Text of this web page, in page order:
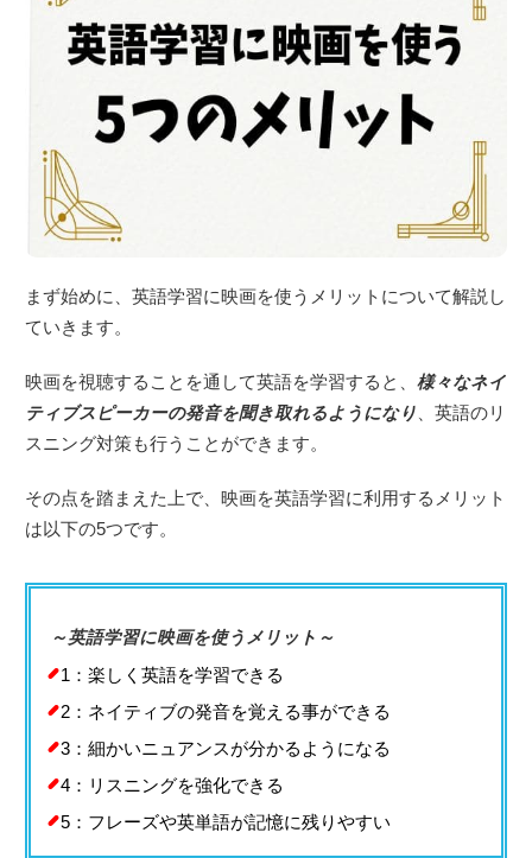
まず始めに、英語学習に映画を使うメリットについて解説し
ていきます。
映画を視聴することを通して英語を学習すると、 様々なネイ
ティブスピーカーの発音を聞き取れるようになり 、英語のリ
スニング対策も行うことができます。
その点を踏まえた上で、映画を英語学習に利用するメリット
は以下の5つです。
～英語学習に映画を使うメリット～
1：楽しく英語を学習できる
2：ネイティブの発音を覚える事ができる
3：細かいニュアンスが分かるようになる
4：リスニングを強化できる
5：フレーズや英単語が記憶に残りやすい